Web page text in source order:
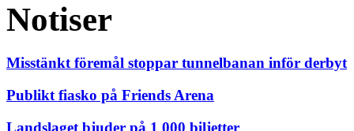
Notiser
Misstänkt föremål stoppar tunnelbanan inför derbyt
Publikt fiasko på Friends Arena
Landslaget bjuder på 1 000 biljetter